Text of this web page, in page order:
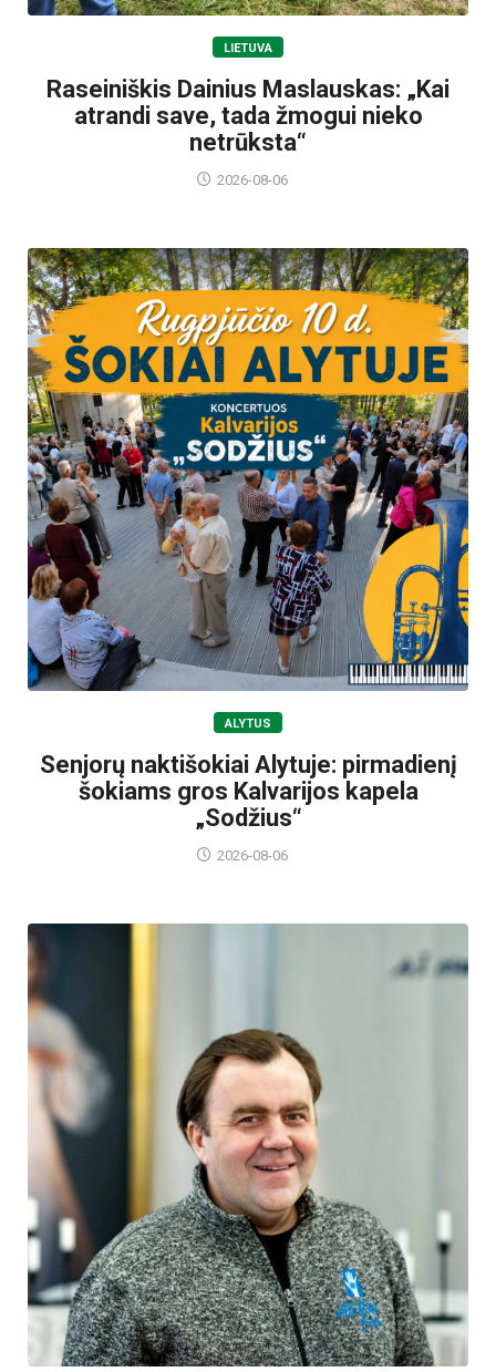
LIETUVA
Raseiniškis Dainius Maslauskas: „Kai
atrandi save, tada žmogui nieko
netrūksta“
2026-08-06
ALYTUS
Senjorų naktišokiai Alytuje: pirmadienį
šokiams gros Kalvarijos kapela
„Sodžius“
2026-08-06